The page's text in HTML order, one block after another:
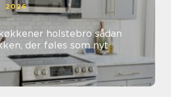
2026
holstebro sådan
der føles som nyt